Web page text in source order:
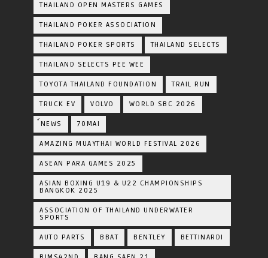
THAILAND OPEN MASTERS GAMES
THAILAND POKER ASSOCIATION
THAILAND POKER SPORTS THAILAND SELECTS
THAILAND SELECTS PEE WEE
TOYOTA​ THAILAND​ FOUNDATION TRAIL RUN
TRUCK EV VOLVO WORLD SBC 2026
์NEWS 70MAI
AMAZING MUAYTHAI WORLD FESTIVAL 2026
ASEAN PARA GAMES 2025
ASIAN BOXING U19 & U22 CHAMPIONSHIPS
BANGKOK 2025
ASSOCIATION OF THAILAND UNDERWATER
SPORTS
AUTO PARTS BBAT BENTLEY BETTINARDI